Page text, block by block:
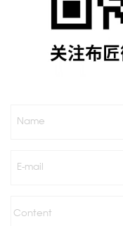
Name
E-mail
Content